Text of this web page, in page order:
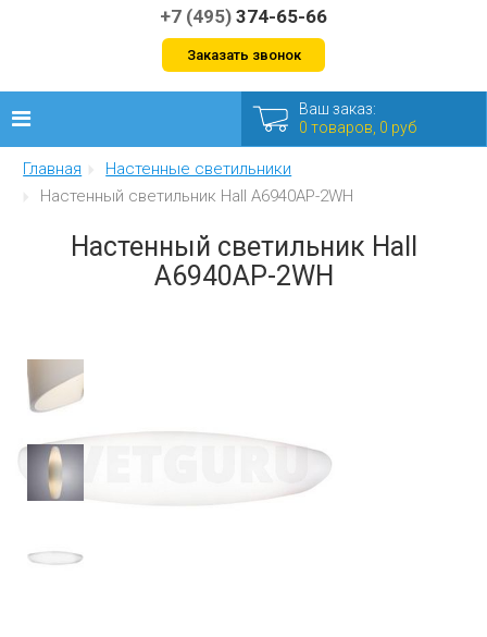
+7 (495) 374-65-66
Заказать звонок
Люстры
Интерьерные
Распродажа
Еще
Мебель
Ваш заказ:
0 товаров, 0 руб
Главная
Настенные светильники
Настенный светильник Hall A6940AP-2WH
Настенный светильник Hall
A6940AP-2WH